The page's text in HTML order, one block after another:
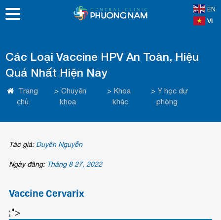
EN
VI
Các Loại Vaccine HPV An Toàn, Hiệu
Quả Nhất Hiện Nay
Trang
chủ
> Chuyên
khoa
> Khoa
khác
> Y học dự
phòng
Tác giả: Duyên Nguyễn
Ngày đăng: Tháng 8 27, 2022
Vaccine Cervarix
;">